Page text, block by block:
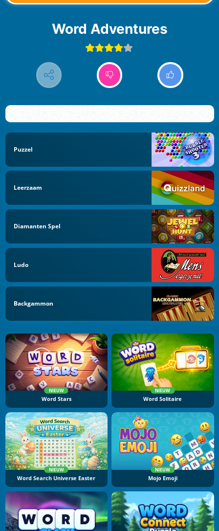
Word Adventures
Puzzel
Leerzaam
Diamanten Spel
Ludo
Backgammon
NIEUW
Word Stars
NIEUW
Word Solitaire
NIEUW
Word Search Universe Easter
NIEUW
Mojo Emoji